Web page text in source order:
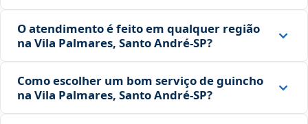
O atendimento é feito em qualquer região
na Vila Palmares, Santo André‑SP?
Como escolher um bom serviço de guincho
na Vila Palmares, Santo André‑SP?